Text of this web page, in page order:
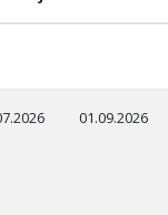
01.09.2026